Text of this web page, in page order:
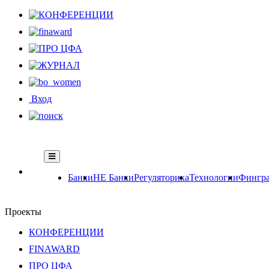
Вход
БанкиНЕ БанкиРегуляторикаТехнологии
Проекты
КОНФЕРЕНЦИИ
FINAWARD
ПРО ЦФА